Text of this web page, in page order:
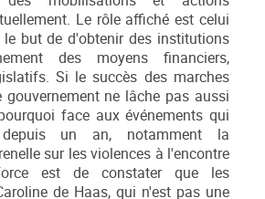
Le rôle affiché est celui
le but de d'obtenir des institutions
des moyens financiers,
Si le succès des marches
gouvernement ne lâche pas aussi
face aux événements qui
un an, notamment la
sur les violences à l'encontre
est de constater que les
de Haas, qui n'est pas une